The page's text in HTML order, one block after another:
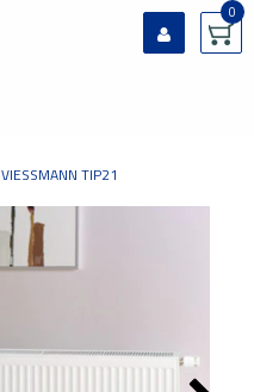
0
VIESSMANN TIP21